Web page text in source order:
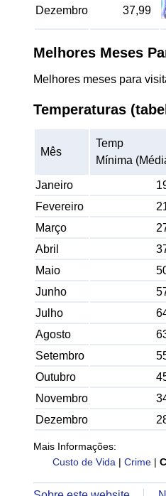
Dezembro 37,99
Melhores Meses
Melhores meses para
Temperaturas
Mês
Temp
Mínima
Janeiro
Fevereiro
Março
Abril
Maio
Junho
Julho
Agosto
Setembro
Outubro
Novembro
Dezembro
Mais Informações:
Custo de Vida | Crime |